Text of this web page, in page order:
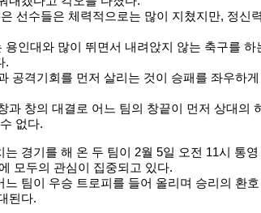
선수들은 체력적으로는 많이 지쳤지만, 정신력
인대와 많이 뛰면서 내려앉지 않는 축구를 하
.
공격기회를 먼저 살리는 것이 승패를 좌우하게
과 창의 대결로 어느 팀의 창끝이 먼저 상대의
없다.
경기를 해 온 두 팀이 2월 5일 오전 11시 통영
모두의 관심이 집중되고 있다.
팀이 우승 트로피를 들어 올리며 승리의 환호
된다.